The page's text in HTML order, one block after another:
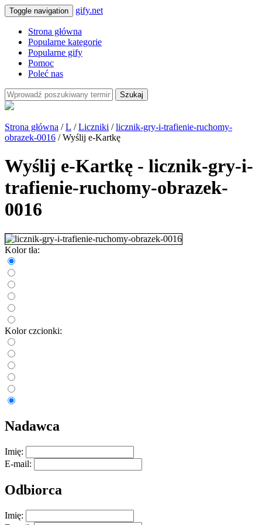
Toggle navigation gify.net
Strona główna
Popularne kategorie
Popularne gify
Pomoc
Poleć nas
Szukaj
Strona główna /L /Liczniki /licznik-gry-i-trafienie-ruchomy-
obrazek-0016 / Wyślij e-Kartkę
Wyślij e-Kartkę - licznik-gry-i-
trafienie-ruchomy-obrazek-
0016
Kolor tła:
Kolor czcionki:
Nadawca
Imię:
E-mail:
Odbiorca
Imię: